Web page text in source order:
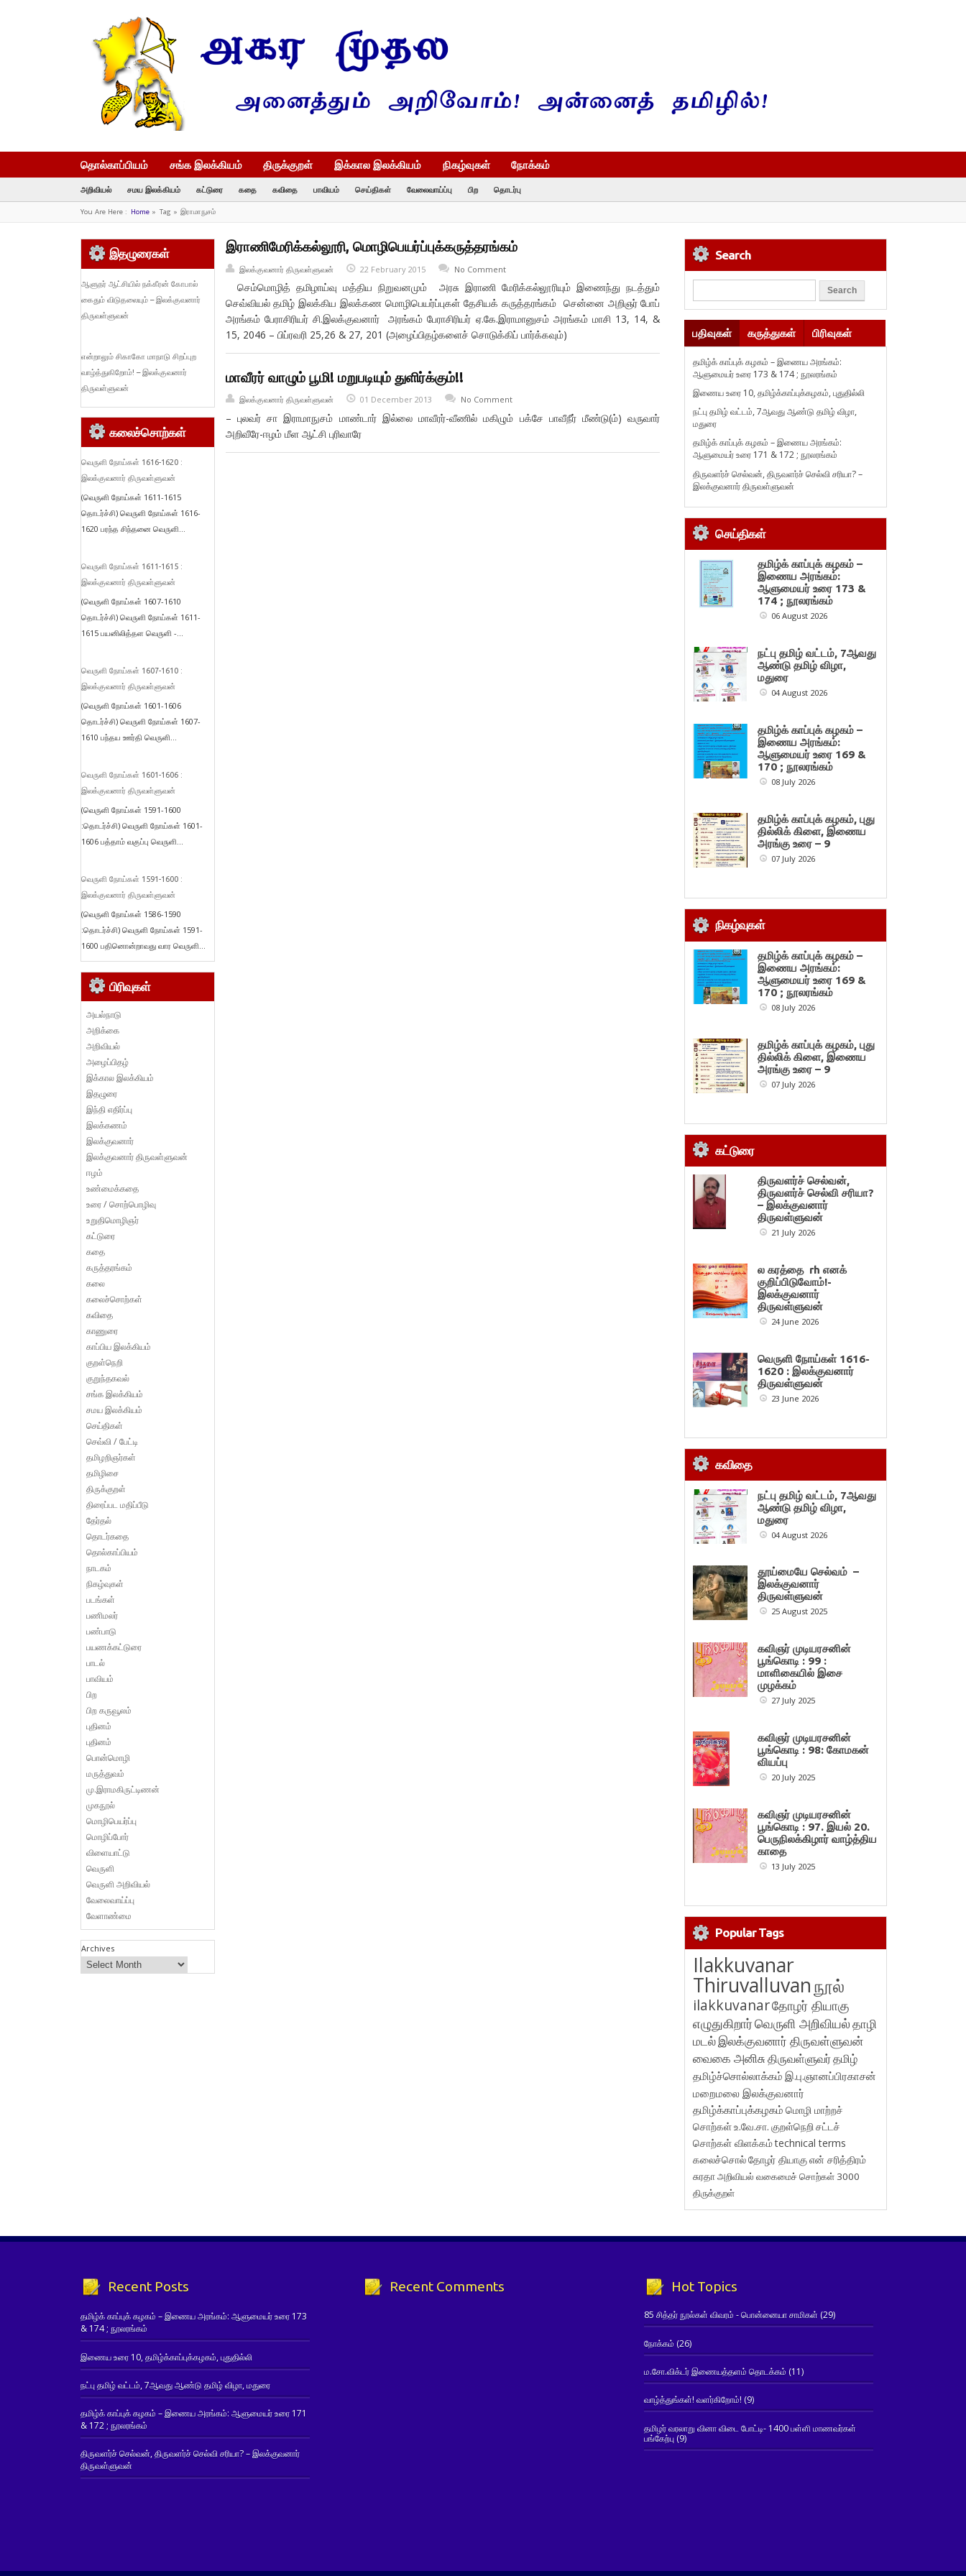
தொல்காப்பியம் சங்க இலக்கியம் திருக்குறள் இக்கால இலக்கியம் நிகழ்வுகள் நோக்கம்
அறிவியல் சமய இலக்கியம் கட்டுரை கதை கவிதை பாவியம் செய்திகள் வேலைவாய்ப்பு பிற தொடர்பு
You Are Here : Home» Tag » இராமாநுசம்
இராணிமேரிக்கல்லூரி, மொழிபெயர்ப்புக்கருத்தரங்கம்
இலக்குவனார் திருவள்ளுவன் 22 February 2015 No Comment
செம்மொழித் தமிழாய்வு மத்திய நிறுவனமும் அரசு இராணி மேரிக்கல்லூரியும் இணைந்து நடத்தும்
செவ்வியல் தமிழ் இலக்கிய இலக்கண மொழிபெயர்ப்புகள் தேசியக் கருத்தரங்கம் சென்னை அறிஞர் போப்
அரங்கம் பேராசிரியர் சி.இலக்குவனார் அரங்கம் பேராசிரியர் ஏ.கே.இராமானுசம் அரங்கம் மாசி 13, 14, &
15, 2046 – பிப்ரவரி 25,26 & 27, 201 (அழைப்பிதழ்களைச் சொடுக்கிப் பார்க்கவும்)
மாவீரர் வாழும் பூமி! மறுபடியும் துளிர்க்கும்!!
இலக்குவனார் திருவள்ளுவன் 01 December 2013 No Comment
– புலவர் சா இராமாநுசம் மாண்டார் இல்லை மாவீரர்-வீணில் மகிழும் பக்சே பாவீநீர் மீண்டு(ம்) வருவார்
அறிவீரே-ஈழம் மீள ஆட்சி புரிவாரே
இதழுரைகள்
ஆளுநர் ஆட்சியில் நக்கீரன் கோபால்
கைதும் விடுதலையும் – இலக்குவனார்
திருவள்ளுவன்
என்றாலும் சிகாகோ மாநாடு சிறப்புற
வாழ்த்துகிறோம்! – இலக்குவனார்
திருவள்ளுவன்
கலைச்சொற்கள்
வெருளி நோய்கள் 1616-1620 :
இலக்குவனார் திருவள்ளுவன்
(வெருளி நோய்கள் 1611-1615
தொடர்ச்சி) வெருளி நோய்கள் 1616-
1620 பரந்த சிந்தனை வெருளி...
வெருளி நோய்கள் 1611-1615 :
இலக்குவனார் திருவள்ளுவன்
(வெருளி நோய்கள் 1607-1610
தொடர்ச்சி) வெருளி நோய்கள் 1611-
1615 பயனிலித்தள வெருளி -...
வெருளி நோய்கள் 1607-1610 :
இலக்குவனார் திருவள்ளுவன்
(வெருளி நோய்கள் 1601-1606
தொடர்ச்சி) வெருளி நோய்கள் 1607-
1610 பந்தய ஊர்தி வெருளி...
வெருளி நோய்கள் 1601-1606 :
இலக்குவனார் திருவள்ளுவன்
(வெருளி நோய்கள் 1591-1600
:தொடர்ச்சி) வெருளி நோய்கள் 1601-
1606 பத்தாம் வகுப்பு வெருளி...
வெருளி நோய்கள் 1591-1600 :
இலக்குவனார் திருவள்ளுவன்
(வெருளி நோய்கள் 1586-1590
:தொடர்ச்சி) வெருளி நோய்கள் 1591-
1600 பதினொன்றாவது வார வெருளி...
பிரிவுகள்
அயல்நாடு
அறிக்கை
அறிவியல்
அழைப்பிதழ்
இக்கால இலக்கியம்
இதழுரை
இந்தி எதிர்ப்பு
இலக்கணம்
இலக்குவனார்
இலக்குவனார் திருவள்ளுவன்
ஈழம்
உண்மைக்கதை
உரை / சொற்பொழிவு
உறுதிமொழிஞர்
கட்டுரை
கதை
கருத்தரங்கம்
கலை
கலைச்சொற்கள்
கவிதை
காணுரை
காப்பிய இலக்கியம்
குறள்நெறி
குறுந்தகவல்
சங்க இலக்கியம்
சமய இலக்கியம்
செய்திகள்
செவ்வி / பேட்டி
தமிழறிஞர்கள்
தமிழிசை
திருக்குறள்
திரைப்பட மதிப்பீடு
தேர்தல்
தொடர்கதை
தொல்காப்பியம்
நாடகம்
நிகழ்வுகள்
படங்கள்
பணிமலர்
பண்பாடு
பயணக்கட்டுரை
பாடல்
பாவியம்
பிற
பிற கருவூலம்
புதினம்
புதினம்
பொன்மொழி
மருத்துவம்
மு.இராமகிருட்டிணன்
முகநூல்
மொழிபெயர்ப்பு
மொழிப்போர்
விளையாட்டு
வெருளி
வெருளி அறிவியல்
வேலைவாய்ப்பு
வேளாண்மை
Archives
Search
பதிவுகள் கருத்துகள் பிரிவுகள்
தமிழ்க் காப்புக் கழகம் – இணைய அரங்கம்:
ஆளுமையர் உரை 173 & 174 ; நூலரங்கம்
இணைய உரை 10, தமிழ்க்காப்புக்கழகம், புதுதில்லி
நட்பு தமிழ் வட்டம், 7ஆவது ஆண்டு தமிழ் விழா,
மதுரை
தமிழ்க் காப்புக் கழகம் – இணைய அரங்கம்:
ஆளுமையர் உரை 171 & 172 ; நூலரங்கம்
திருவளர்ச் செல்வன், திருவளர்ச் செல்வி சரியா? –
இலக்குவனார் திருவள்ளுவன்
செய்திகள்
தமிழ்க் காப்புக் கழகம் –
இணைய அரங்கம்:
ஆளுமையர் உரை 173 &
174 ; நூலரங்கம்
06 August 2026
நட்பு தமிழ் வட்டம், 7ஆவது
ஆண்டு தமிழ் விழா,
மதுரை
04 August 2026
தமிழ்க் காப்புக் கழகம் –
இணைய அரங்கம்:
ஆளுமையர் உரை 169 &
170 ; நூலரங்கம்
08 July 2026
தமிழ்க் காப்புக் கழகம், புது
தில்லிக் கிளை, இணைய
அரங்கு உரை – 9
07 July 2026
நிகழ்வுகள்
தமிழ்க் காப்புக் கழகம் –
இணைய அரங்கம்:
ஆளுமையர் உரை 169 &
170 ; நூலரங்கம்
08 July 2026
தமிழ்க் காப்புக் கழகம், புது
தில்லிக் கிளை, இணைய
அரங்கு உரை – 9
07 July 2026
கட்டுரை
திருவளர்ச் செல்வன்,
திருவளர்ச் செல்வி சரியா?
– இலக்குவனார்
திருவள்ளுவன்
21 July 2026
ல கரத்தை rh எனக்
குறிப்பிடுவோம்!-
இலக்குவனார்
திருவள்ளுவன்
24 June 2026
வெருளி நோய்கள் 1616-
1620 : இலக்குவனார்
திருவள்ளுவன்
23 June 2026
கவிதை
நட்பு தமிழ் வட்டம், 7ஆவது
ஆண்டு தமிழ் விழா,
மதுரை
04 August 2026
தூய்மையே செல்வம் –
இலக்குவனார்
திருவள்ளுவன்
25 August 2025
கவிஞர் முடியரசனின்
பூங்கொடி : 99 :
மாளிகையில் இசை
முழக்கம்
27 July 2025
கவிஞர் முடியரசனின்
பூங்கொடி : 98: கோமகன்
வியப்பு
20 July 2025
கவிஞர் முடியரசனின்
பூங்கொடி : 97. இயல் 20.
பெருநிலக்கிழார் வாழ்த்திய
காதை
13 July 2025
Popular Tags
Ilakkuvanar
Thiruvalluvanநூல்
ilakkuvanarதோழர் தியாகு
எழுதுகிறார்வெருளி அறிவியல்தாழி
மடல்இலக்குவனார் திருவள்ளுவன்
வைகை அனிசுதிருவள்ளுவர்தமிழ்
தமிழ்ச்சொல்லாக்கம் இ.பு.ஞானப்பிரகாசன்
மறைமலை இலக்குவனார்
தமிழ்க்காப்புக்கழகம் மொழி மாற்றச்
சொற்கள்உ.வே.சா. குறள்நெறி சட்டச்
சொற்கள் விளக்கம்technical terms
கலைச்சொல்தோழர் தியாகுஎன் சரித்திரம்
சுரதாஅறிவியல் வகைமைச் சொற்கள் 3000
திருக்குறள்
Recent Posts
தமிழ்க் காப்புக் கழகம் – இணைய அரங்கம்: ஆளுமையர் உரை 173
& 174 ; நூலரங்கம்
இணைய உரை 10, தமிழ்க்காப்புக்கழகம், புதுதில்லி
நட்பு தமிழ் வட்டம், 7ஆவது ஆண்டு தமிழ் விழா, மதுரை
தமிழ்க் காப்புக் கழகம் – இணைய அரங்கம்: ஆளுமையர் உரை 171
& 172 ; நூலரங்கம்
திருவளர்ச் செல்வன், திருவளர்ச் செல்வி சரியா? – இலக்குவனார்
திருவள்ளுவன்
Recent Comments Hot Topics
85 சித்தர் நூல்கள் விவரம் - பொன்னையா சாமிகள் (29)
நோக்கம் (26)
ம.சோ.விக்டர் இணையத்தளம் தொடக்கம் (11)
வாழ்த்துங்கள்! வளர்கிறோம்! (9)
தமிழர் வரலாறு வினா விடை போட்டி- 1400 பள்ளி மாணவர்கள்
பங்கேற்பு(9)